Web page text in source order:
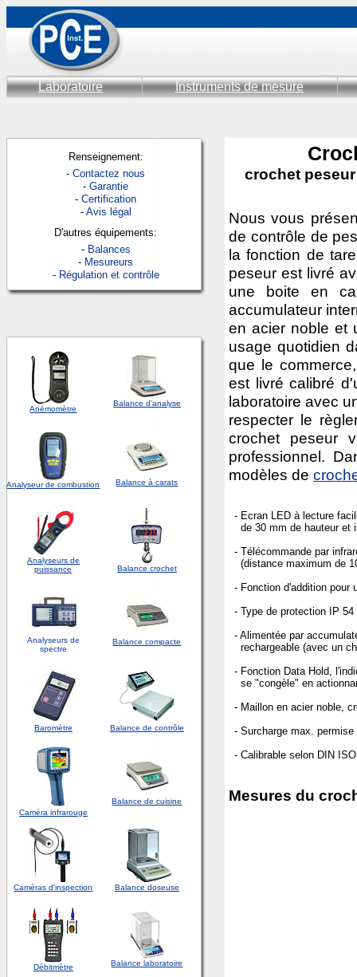
Laboratoire Instruments de mesure
Renseignement:
-Contactez nous
-Garantie
-Certification
- Avis légal
D'autres équipements:
- Balances
- Mesureurs
- Régulation et contrôle
Anémomètre
Balance d'analyse
Analyseur de combustion Balance à carats
Analyseurs de
puissance
Balance crochet
Analyseurs de
spectre
Balance compacte
Baromètre Balance de contrôle
Caméra infrarouge
Balance de cuisine
Caméras d'inspection Balance doseuse
Débitmètre Balance laboratoire
crochet
Nous vous
de contrôle de
la fonction de
peseur est livré
une boite en
accumulateur
en acier noble et
usage quotidien
que le
est livré calibré
laboratoire avec
respecter le
crochet peseur
professionnel.
modèles de
- Ecran LED à lecture
de 30 mm de hauteur et
- Télécommande par
(distance maximum de
- Fonction d'addition pour
- Type de protection IP 54
- Alimentée par
rechargeable (avec un
- Fonction Data Hold,
se "congèle" en
- Maillon en acier noble,
- Surcharge max.
- Calibrable selon DIN ISO
Mesures du